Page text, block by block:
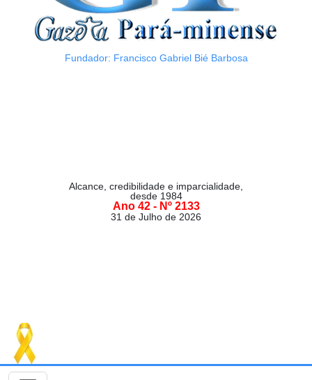
Fundador: Francisco Gabriel Bié Barbosa
Alcance, credibilidade e imparcialidade,
desde 1984
Ano 42 - Nº 2133
31 de Julho de 2026